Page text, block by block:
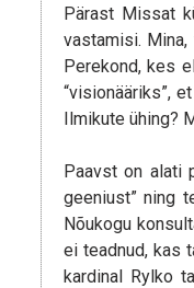
Pärast Missat
vastamisi.
Perekond, kes
“visionääriks”,
Ilmikute ühing?
Paavst on alati
geeniust” ning
Nõukogu
ei teadnud, kas
kardinal Rylko